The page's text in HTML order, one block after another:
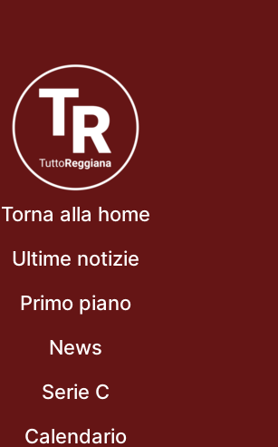
Torna alla home
Ultime notizie
Primo piano
News
Serie C
Calendario